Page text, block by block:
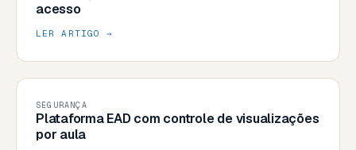
acesso
LER ARTIGO →
SEGURANÇA
Plataforma EAD com controle de visualizações
por aula